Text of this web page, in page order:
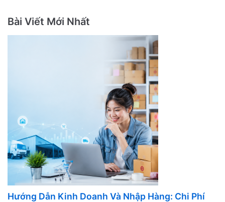
Bài Viết Mới Nhất
Hướng Dẫn Kinh Doanh Và Nhập Hàng: Chi Phí